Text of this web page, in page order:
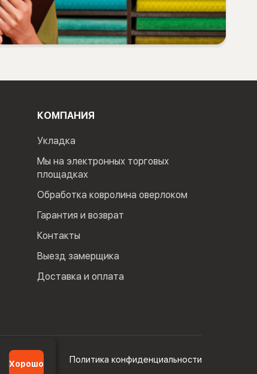
КОМПАНИЯ
Укладка
Мы на электронных торговых
площадках
Обработка ковролина оверлоком
Гарантия и возврат
Контакты
Выезд замерщика
Доставка и оплата
Политика конфиденциальности
Хорошо